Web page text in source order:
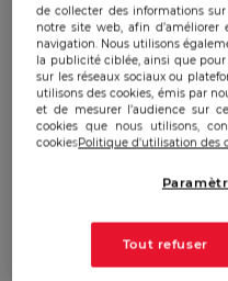
de collecter des informations
notre site web, afin d’améliorer
navigation. Nous utilisons
la publicité ciblée, ainsi que
sur les réseaux sociaux ou
utilisons des cookies, émis par
et de mesurer l’audience sur
cookies que nous utilisons,
cookiesPolitique d'utilisation des
Tout refuser